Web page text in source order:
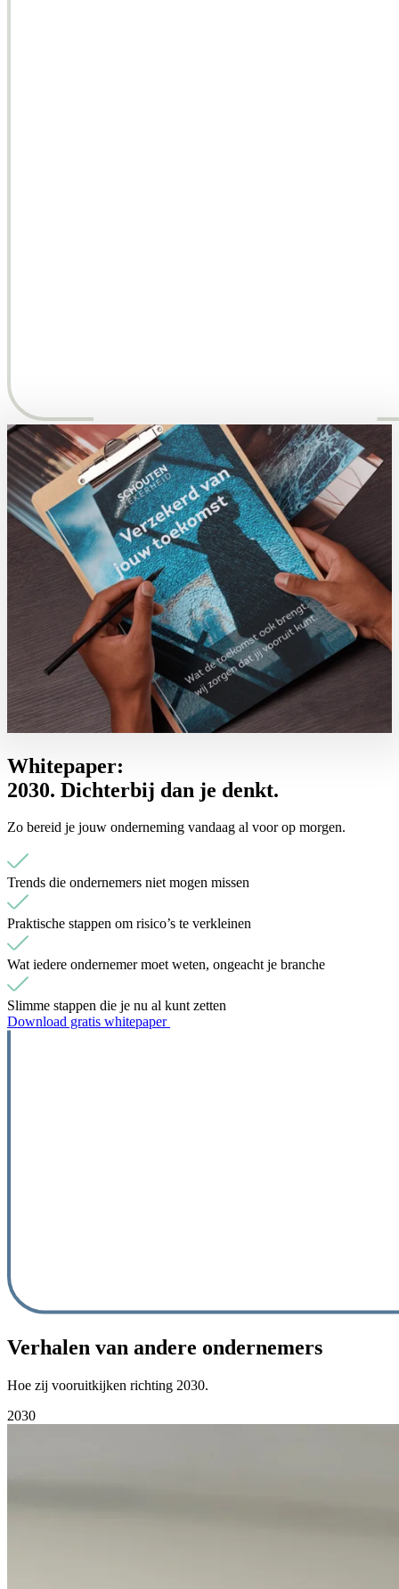
Whitepaper:
2030. Dichterbij dan je denkt.
Zo bereid je jouw onderneming vandaag al voor op morgen.
Trends die ondernemers niet mogen missen
Praktische stappen om risico’s te verkleinen
Wat iedere ondernemer moet weten, ongeacht je branche
Slimme stappen die je nu al kunt zetten
Download gratis whitepaper
Verhalen van andere ondernemers
Hoe zij vooruitkijken richting 2030.
2030